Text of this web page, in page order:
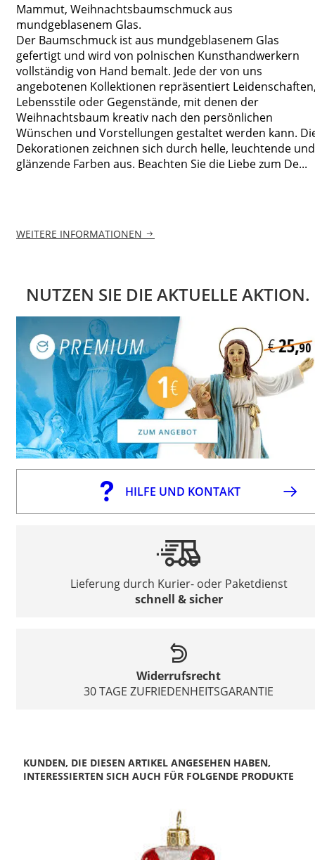
Mammut, Weihnachtsbaumschmuck aus
mundgeblasenem Glas.
Der Baumschmuck ist aus mundgeblasenem Glas
gefertigt und wird von polnischen Kunsthandwerkern
vollständig von Hand bemalt. Jede der von uns
angebotenen Kollektionen repräsentiert
Lebensstile oder Gegenstände, mit denen der
Weihnachtsbaum kreativ nach den persönlichen
Wünschen und Vorstellungen gestaltet werden kann.
Dekorationen zeichnen sich durch helle, leuchtende und
glänzende Farben aus. Beachten Sie die Liebe zum De...
WEITERE INFORMATIONEN
NUTZEN SIE DIE AKTUELLE AKTION.
HILFE UND KONTAKT
Lieferung durch Kurier- oder Paketdienst
schnell & sicher
Widerrufsrecht
30 TAGE ZUFRIEDENHEITSGARANTIE
KUNDEN, DIE DIESEN ARTIKEL ANGESEHEN HABEN,
INTERESSIERTEN SICH AUCH FÜR FOLGENDE PRODUKTE